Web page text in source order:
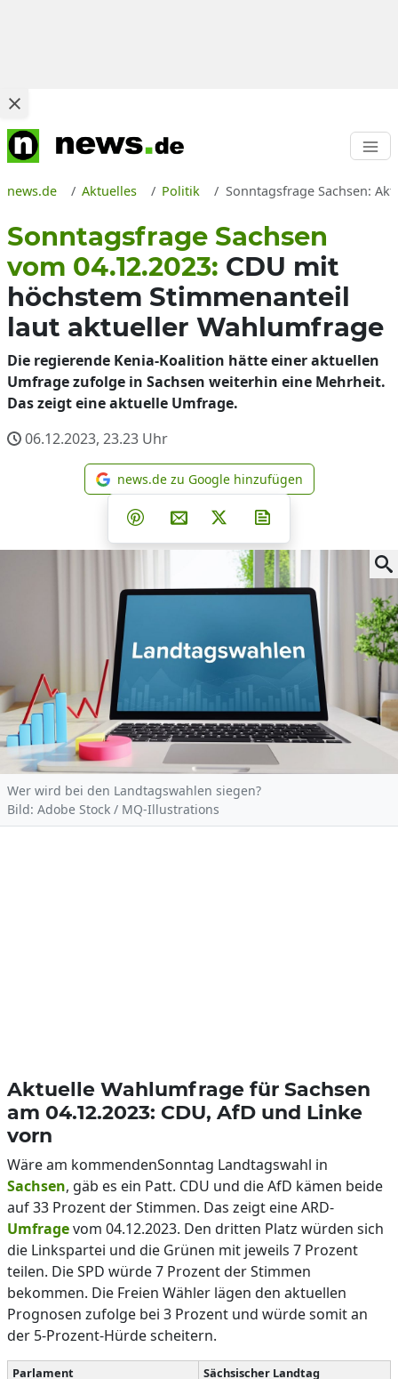
news.de Aktuelles Politik Sonntagsfrage Sachsen:
Sonntagsfrage Sachsen
vom 04.12.2023: CDU mit
höchstem Stimmenanteil
laut aktueller Wahlumfrage
Die regierende Kenia-Koalition hätte einer aktuellen
Umfrage zufolge in Sachsen weiterhin eine Mehrheit.
Das zeigt eine aktuelle Umfrage.
06.12.2023, 23.23 Uhr
news.de zu Google
news.de zu Google hinzufügen
Teilen auf Facebook
Teilen auf Whatsapp
Teilen auf Telegram
Teilen auf Pinterest
Per E-Mail teilen
Post auf X
Wer wird bei den Landtagswahlen siegen?
Bild: Adobe Stock / MQ-Illustrations
Aktuelle Wahlumfrage für Sachsen
am 04.12.2023: CDU, AfD und Linke
vorn
Wäre am kommendenSonntag Landtagswahl in
Sachsen, gäb es ein Patt. CDU und die AfD kämen beide
auf 33 Prozent der Stimmen. Das zeigt eine ARD-
Umfragevom 04.12.2023. Den dritten Platz würden sich
die Linkspartei und die Grünen mit jeweils 7 Prozent
teilen. Die SPD würde 7 Prozent der Stimmen
bekommen. Die Freien Wähler lägen den aktuellen
Prognosen zufolge bei 3 Prozent und würde somit an
der 5-Prozent-Hürde scheitern.
Parlament
Sächsischer Landtag